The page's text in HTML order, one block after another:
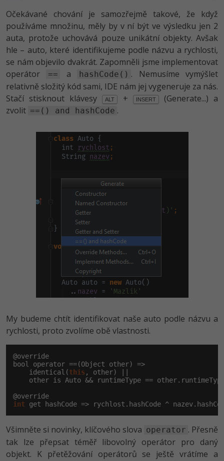
Očekávané chování je samozřejmě takové, že když
používáme množinu, měly by v ní být ve výsledku jen 2
auta, protože uchovává pouze unikátní objekty. Avšak
hle – auto, které identifikujeme podle názvu a rychlosti,
se nám objevilo dvakrát. Zapomněli jsme implementovat
operátor
== a hashCode() . Nemusíme vymýšlet
relativně složitý kód sami, IDE nám jej vygeneruje za nás.
Stačí stisknout klávesy ALT + INSERT (Generate...) a
zvolit ==() and hashCode .
My budeme chtít identifikovat naše auto podle názvu a
rychlosti, proto zvolíme obě vlastnosti.
@override
bool operator ==(Object other) =>
    identical(
this , other) ||
other is Auto && runtimeType ==
int get hashCode => rychlost.hashCode ^
Všimněte si novinky, klíčového slova operator . Přesně
tak lze přepsat téměř libovolný operátor pro daný
objekt. K přetěžování operátorů se ještě vrátíme a